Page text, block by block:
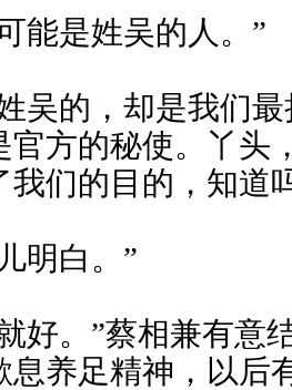
能是姓吴的人。”
吴的，却是我们最
官方的秘使。丫头
我们的目的，知道
明白。”
好。”蔡相兼有意
息养足精神，以后